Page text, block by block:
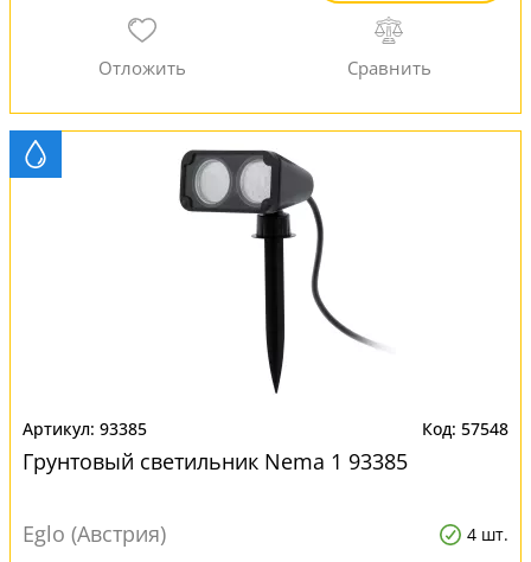
93385 57548
Грунтовый светильник Nema 1 93385
Eglo (Австрия) 4 шт.